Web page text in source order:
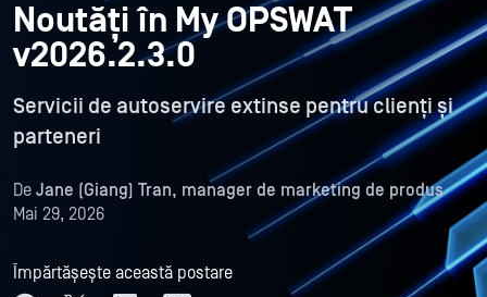
Noutăți în My OPSWAT
v2026.2.3.0
Servicii de autoservire extinse pentru clienți și
parteneri
De Jane (Giang) Tran, manager de marketing de produs
Mai 29, 2026
Împărtășește această postare